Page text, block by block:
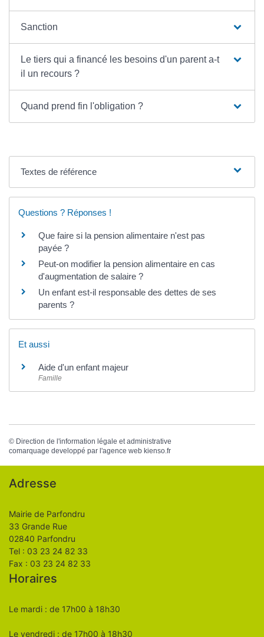
Sanction
Le tiers qui a financé les besoins d'un parent a-t
il un recours ?
Quand prend fin l'obligation ?
Textes de référence
Questions ? Réponses !
Que faire si la pension alimentaire n'est pas
payée ?
Peut-on modifier la pension alimentaire en cas
d'augmentation de salaire ?
Un enfant est-il responsable des dettes de ses
parents ?
Et aussi
Aide d'un enfant majeur
Famille
© Direction de l'information légale et administrative
comarquage developpé par l'agence web kienso.fr
Adresse
Mairie de Parfondru
33 Grande Rue
02840 Parfondru
Tel : 03 23 24 82 33
Fax : 03 23 24 82 33
Horaires
Le mardi : de 17h00 à 18h30
Le vendredi : de 17h00 à 18h30